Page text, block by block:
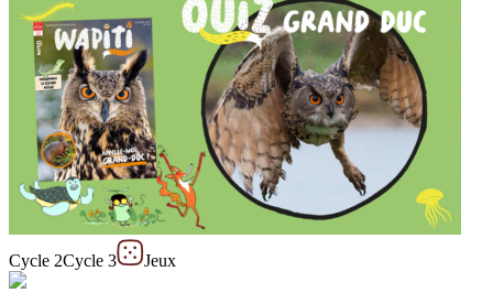
Cycle 2Cycle 3 Jeux